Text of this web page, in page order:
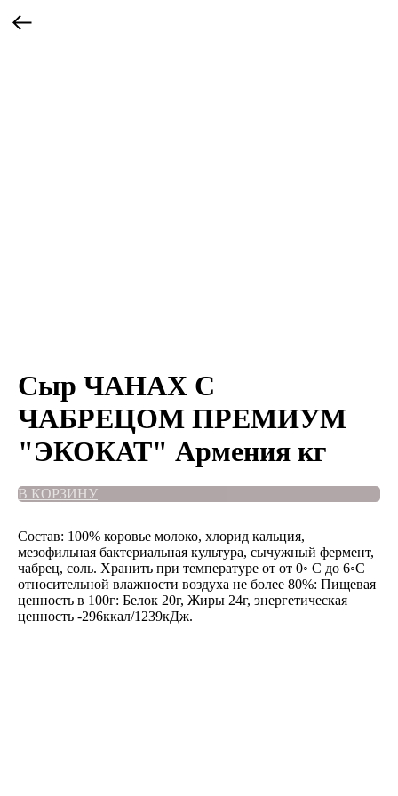
Сыр ЧАНАХ С
ЧАБРЕЦОМ ПРЕМИУМ
"ЭКОКАТ" Армения кг
В КОРЗИНУ
Состав: 100% коровье молоко, хлорид кальция,
мезофильная бактериальная культура, сычужный фермент,
чабрец, соль. Хранить при температуре от от 0◦ C до 6◦C
относительной влажности воздуха не более 80%: Пищевая
ценность в 100г: Белок 20г, Жиры 24г, энергетическая
ценность -296ккал/1239кДж.